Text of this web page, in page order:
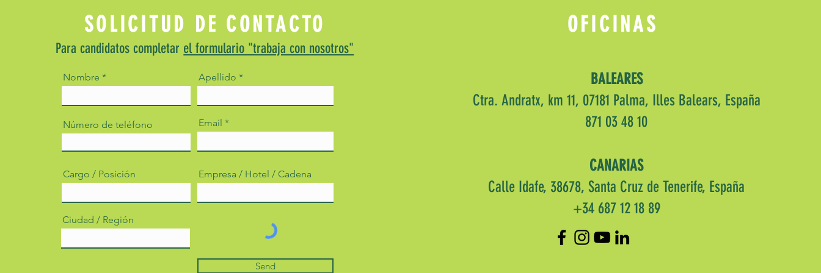
SOLICITUD DE CONTACTO
Nombre Apellido
Número de teléfono Email
Cargo / Posición Empresa / Hotel / Cadena
Ciudad / Región
Send
Para candidatos completar el formulario "trabaja con nosotros"
OFICINAS
BALEARES
Ctra. Andratx, km 11, 07181 Palma, Illes Balears, España
871 03 48 10
CANARIAS
Calle Idafe, 38678, Santa Cruz de Tenerife, España
+34 687 12 18 89